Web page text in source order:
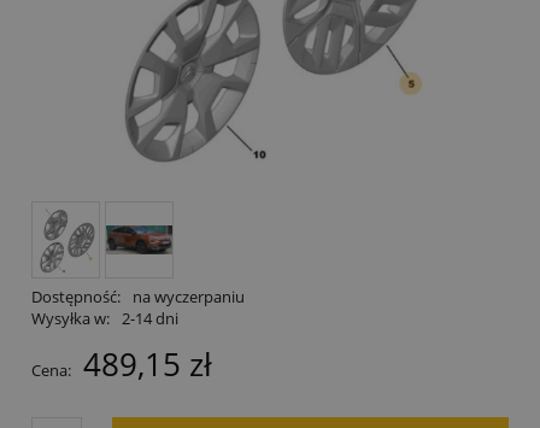
Dostępność:
na wyczerpaniu
Wysyłka w: 2-14 dni
Cena: 489,15 zł